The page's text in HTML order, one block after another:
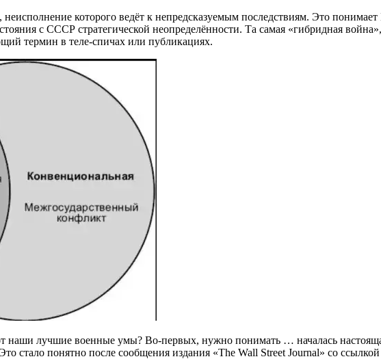
которого ведёт к непредсказуемым последствиям. Это
с СССР стратегической неопределённости. Та самая «гибридная
термин в теле-спичах или публикациях.
наши лучшие военные умы? Во-первых, нужно понимать … началась
стало понятно после сообщения издания «The Wall Street Journal» со